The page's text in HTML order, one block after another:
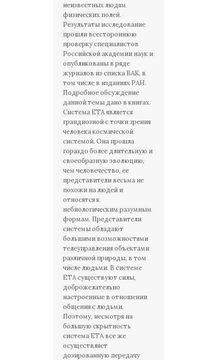
неизвестных людям
физических полей.
Результаты исследование
прошли всестороннюю
проверку специалистов
Российской академии наук и
опубликованы в ряде
журналов из списка ВАК, в
том числе в изданиях РАН.
Подробное обсуждение
данной темы дано в книгах.
Система ETA является
грандиозной с точки зрения
человека космической
системой. Она прошла
гораздо более длительную и
своеобразную эволюцию,
чем человечество, ее
представители весьма не
похожи на людей и
относятся к
небиологическим разумным
формам. Представители
системы обладают
большими возможностями
телеуправления объектами
различной природы, в том
числе людьми. В системе
ЕТА существуют силы,
доброжелательно
настроенные в отношении
общения с людьми.
Поэтому, несмотря на
большую скрытность
система ЕТА все же
осуществляет
дозированную передачу